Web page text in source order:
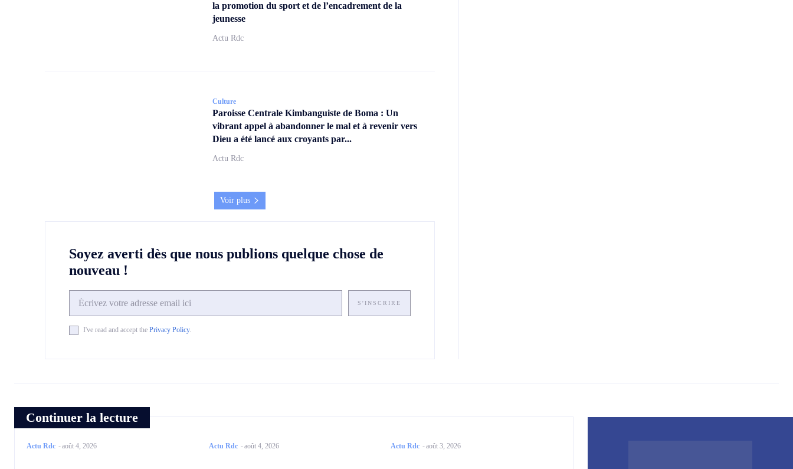
la promotion du sport et de l’encadrement de la
jeunesse
Actu Rdc
Culture
Paroisse Centrale Kimbanguiste de Boma : Un
vibrant appel à abandonner le mal et à revenir vers
Dieu a été lancé aux croyants par...
Actu Rdc
Voir plus
Soyez averti dès que nous publions quelque chose de
nouveau !
S'INSCRIRE
I've read and accept the Privacy Policy.
Continuer la lecture
Actu Rdc -août 4, 2026 Actu Rdc -août 4, 2026 Actu Rdc -août 3, 2026